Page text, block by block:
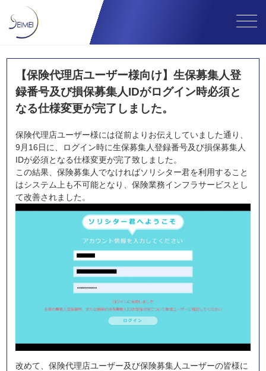
【保険代理店ユーザー様向け】生保募集人登
録番号及び損保募集人IDがログイン時必須と
なる仕様変更が完了しました。
保険代理店ユーザー様には従前よりお伝えしていました通り、
9月16日に、ログイン時に生保募集人登録番号及び損保募集人
IDが必須となる仕様変更が完了致しました。
この結果、保険募集人でなければソリシター君を利用すること
はシステム上も不可能となり、保険業務インフラサービスとし
て改善されました。
改めて、保険代理店ユーザー及び保険募集人ユーザーの皆様に